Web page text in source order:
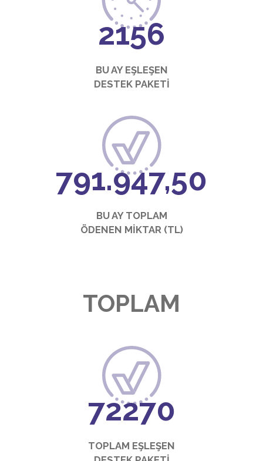
2357
BU AY EŞLEŞEN
DESTEK PAKETİ
872.290,00
BU AY TOPLAM
ÖDENEN MİKTAR (TL)
TOPLAM
80053
TOPLAM EŞLEŞEN